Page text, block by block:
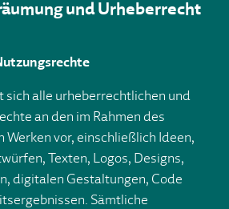
und Urheberrecht
sich alle urheberrechtlichen und
an den im Rahmen des
vor, einschließlich Ideen,
Texten, Logos, Designs,
digitalen Gestaltungen, Code
Sämtliche